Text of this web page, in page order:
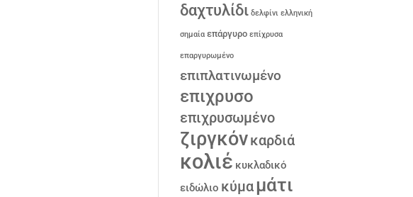
δαχτυλίδι δελφίνι ελληνική
σημαία επάργυρο επίχρυσα
επαργυρωμένο
επιπλατινωμένο
επιχρυσο
επιχρυσωμένο
ζιργκόνκαρδιά
κολιέ κυκλαδικό
ειδώλιο κύμα μάτι